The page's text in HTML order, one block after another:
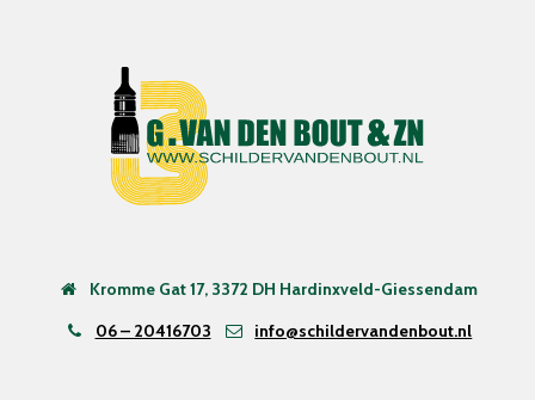
Kromme Gat 17, 3372 DH Hardinxveld-Giessendam
06 – 20416703
info@schildervandenbout.nl